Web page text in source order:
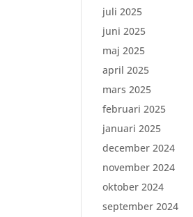
juli 2025
juni 2025
maj 2025
april 2025
mars 2025
februari 2025
januari 2025
december 2024
november 2024
oktober 2024
september 2024